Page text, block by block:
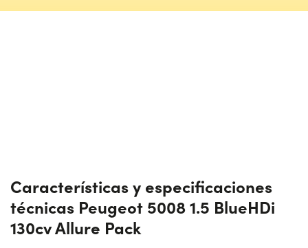
Características y especificaciones
técnicas Peugeot 5008 1.5 BlueHDi
130cv Allure Pack